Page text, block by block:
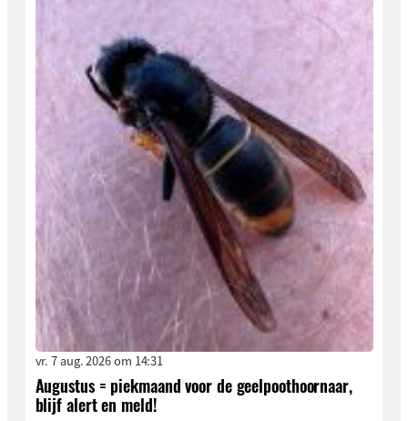
vr. 7 aug. 2026 om 14:31
Augustus = piekmaand voor de geelpoothoornaar,
blijf alert en meld!